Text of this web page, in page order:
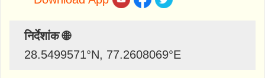
निर्देशांक 🌐
28.5499571°N, 77.2608069°E